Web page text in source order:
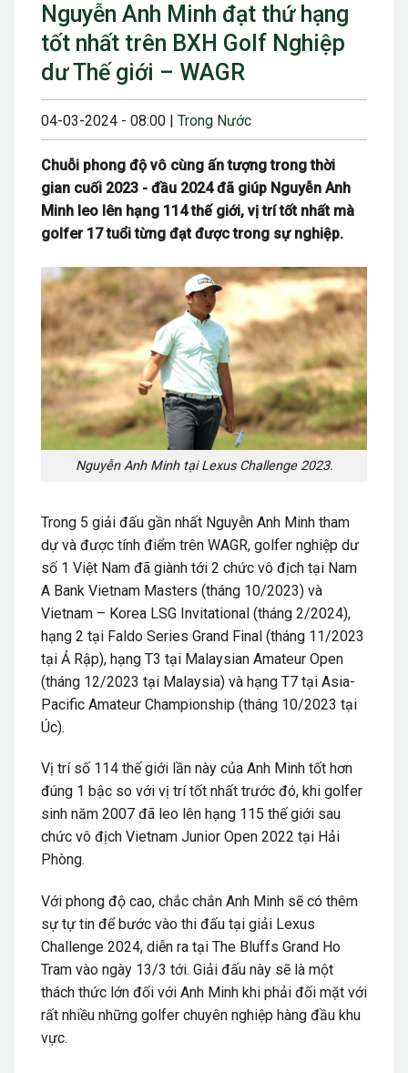
Nguyễn Anh Minh đạt thứ hạng
tốt nhất trên BXH Golf Nghiệp
dư Thế giới – WAGR
04-03-2024 - 08:00 | Trong Nước
Chuỗi phong độ vô cùng ấn tượng trong thời
gian cuối 2023 - đầu 2024 đã giúp Nguyễn Anh
Minh leo lên hạng 114 thế giới, vị trí tốt nhất mà
golfer 17 tuổi từng đạt được trong sự nghiệp.
Nguyễn Anh Minh tại Lexus Challenge 2023.
Trong 5 giải đấu gần nhất Nguyễn Anh Minh tham
dự và được tính điểm trên WAGR, golfer nghiệp dư
số 1 Việt Nam đã giành tới 2 chức vô địch tại Nam
A Bank Vietnam Masters (tháng 10/2023) và
Vietnam – Korea LSG Invitational (tháng 2/2024),
hạng 2 tại Faldo Series Grand Final (tháng 11/2023
tại Ả Rập), hạng T3 tại Malaysian Amateur Open
(tháng 12/2023 tại Malaysia) và hạng T7 tại Asia-
Pacific Amateur Championship (tháng 10/2023 tại
Úc).
Vị trí số 114 thế giới lần này của Anh Minh tốt hơn
đúng 1 bậc so với vị trí tốt nhất trước đó, khi golfer
sinh năm 2007 đã leo lên hạng 115 thế giới sau
chức vô địch Vietnam Junior Open 2022 tại Hải
Phòng.
Với phong độ cao, chắc chắn Anh Minh sẽ có thêm
sự tự tin để bước vào thi đấu tại giải Lexus
Challenge 2024, diễn ra tại The Bluffs Grand Ho
Tram vào ngày 13/3 tới. Giải đấu này sẽ là một
thách thức lớn đối với Anh Minh khi phải đối mặt với
rất nhiều những golfer chuyên nghiệp hàng đầu khu
vực.